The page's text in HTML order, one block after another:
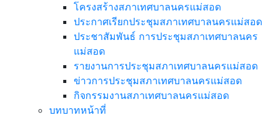
โครงสร้างสภาเทศบาลนครแม่สอด
ประกาศเรียกประชุมสภาเทศบาลนครแม่สอด
ประชาสัมพันธ์ การประชุมสภาเทศบาลนคร
แม่สอด
รายงานการประชุมสภาเทศบาลนครแม่สอด
ข่าวการประชุมสภาเทศบาลนครแม่สอด
กิจกรรมงานสภาเทศบาลนครแม่สอด
บทบาทหน้าที่